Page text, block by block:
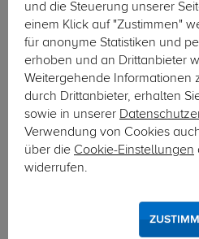
und die Steuerung unserer
einem Klick auf "Zustimmen"
für anonyme Statistiken und
erhoben und an Drittanbieter
Weitergehende Informationen
durch Drittanbieter, erhalten
sowie in unserer
Verwendung von Cookies
über die Cookie-Einstellungen
widerrufen.